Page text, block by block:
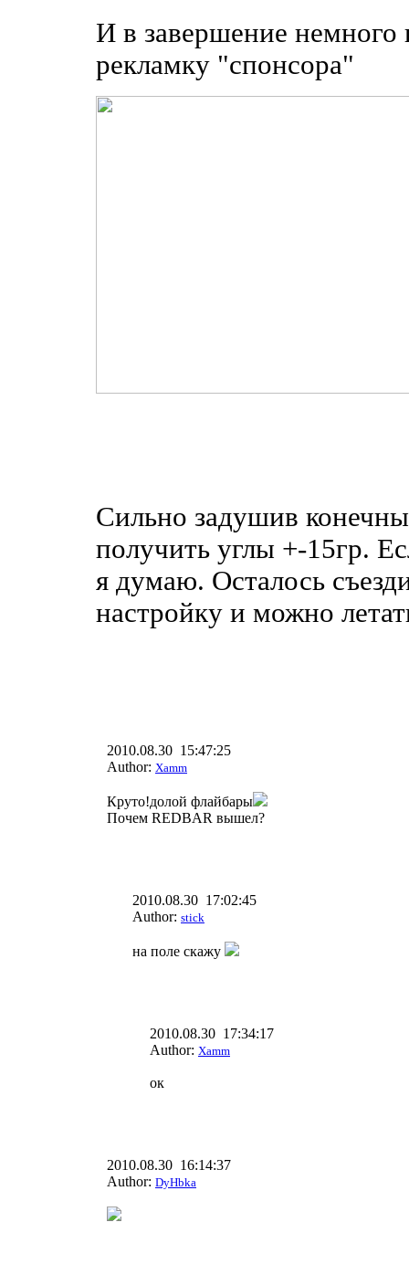
И в завершение
рекламку "спонсора"
Сильно задушив
получить углы +-15гр.
я думаю. Осталось
настройку и можно
2010.08.30 15:47:25
Author: Xamm
Круто!долой флайбары
Почем REDBAR вышел?
2010.08.30 17:02:45
Author: stick
на поле скажу
2010.08.30 17:34:17
Author: Xamm
ок
2010.08.30 16:14:37
Author: DyHbka